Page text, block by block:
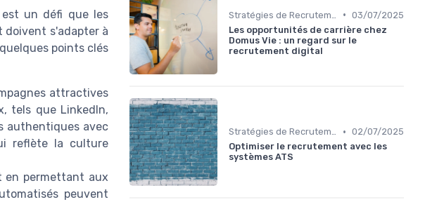
un défi que les
doivent s'adapter à
points clés
attractives
tels que LinkedIn,
authentiques avec
reflète la culture
en permettant aux
peuvent
• 03/07/2025
Les opportunités de carrière chez
Domus Vie : un regard sur le
recrutement digital
Stratégies de Recrutement Digital • 02/07/2025
Optimiser le recrutement avec les
systèmes ATS